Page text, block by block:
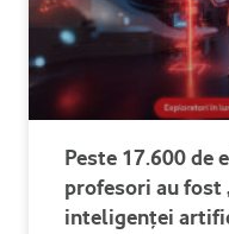
Peste 17.600 de
profesori au
inteligenței